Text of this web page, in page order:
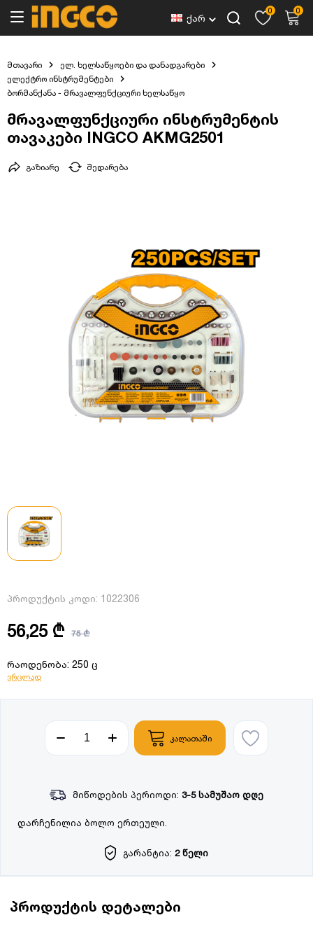
ქარ
0 0
მთავარი
ელ. ხელსაწყოები და დანადგარები
ელექტრო ინსტრუმენტები
ბორმანქანა - მრავალფუნქციური ხელსაწყო
მრავალფუნქციური ინსტრუმენტის
თავაკები INGCO AKMG2501
შედარება
გაზიარე
პროდუქტის კოდი: 1022306
56,25 ₾ 75 ₾
რაოდენობა: 250 ც
ვრცლად
კალათაში
მიწოდების პერიოდი: 3-5 სამუშაო დღე
დარჩენილია ბოლო ერთეული.
გარანტია: 2 წელი
პროდუქტის დეტალები